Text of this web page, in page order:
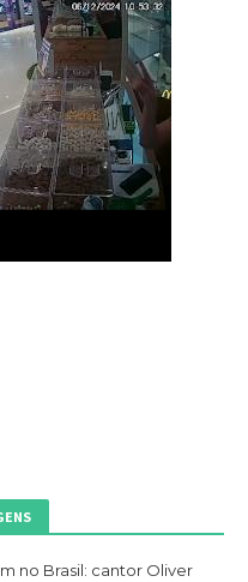
no Brasil: cantor Oliver